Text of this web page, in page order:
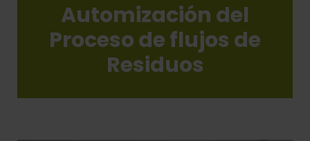
Automización del
Proceso de flujos de
Residuos